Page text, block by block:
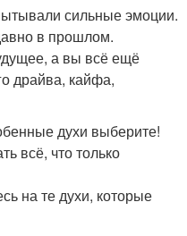
сильные эмоции.
в прошлом.
а вы всё ещё
драйва, кайфа,
духи выберите!
всё, что только
на те духи, которые